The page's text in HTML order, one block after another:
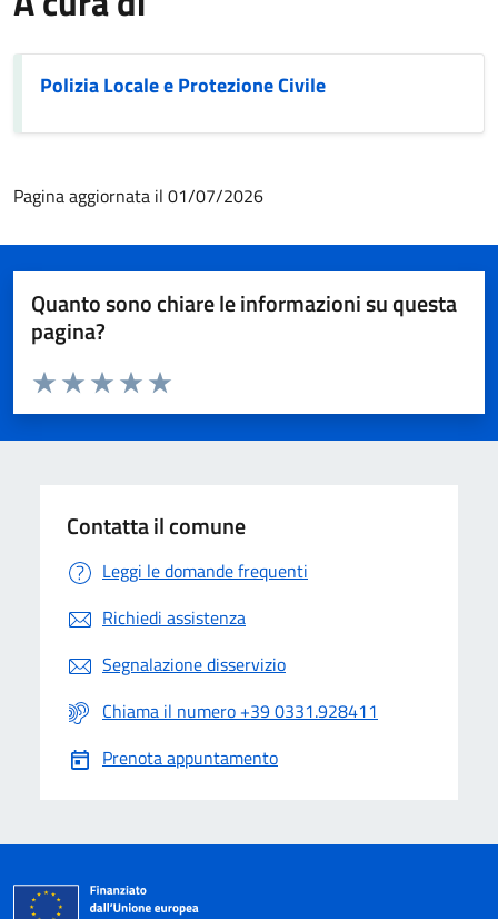
Polizia Locale e Protezione Civile
Pagina aggiornata il 01/07/2026
Quanto sono chiare le informazioni su questa
pagina?
Valuta da 1 a 5 stelle la pagina
Valuta 5 stelle su 5
Valuta 4 stelle su 5
Valuta 3 stelle su 5
Valuta 2 stelle su 5
Valuta 1 stelle su 5
Contatta il comune
Leggi le domande frequenti
Richiedi assistenza
Segnalazione disservizio
Chiama il numero +39 0331.928411
Prenota appuntamento